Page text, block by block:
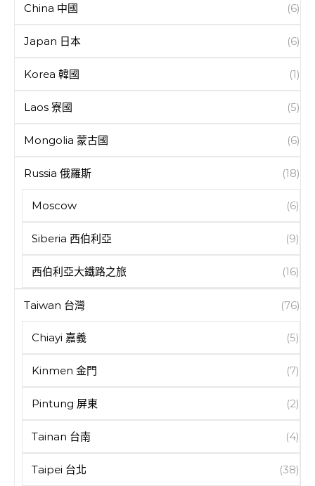
China 中國 (6)
Japan 日本 (6)
Korea 韓國 (1)
Laos 寮國 (5)
Mongolia 蒙古國 (6)
Russia 俄羅斯 (18)
Moscow (6)
Siberia 西伯利亞 (9)
西伯利亞大鐵路之旅 (16)
Taiwan 台灣 (76)
Chiayi 嘉義 (5)
Kinmen 金門 (7)
Pintung 屏東 (2)
Tainan 台南 (4)
Taipei 台北 (38)